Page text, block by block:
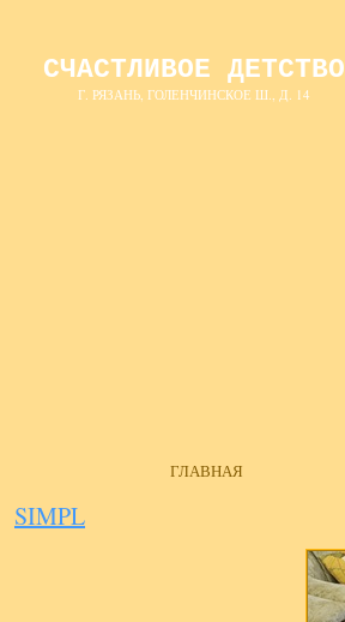
СЧАСТЛИВОЕ ДЕТСТВО
Г. РЯЗАНЬ, ГОЛЕНЧИНСКОЕ Ш., Д. 14
ГЛАВНАЯ
SIMPL